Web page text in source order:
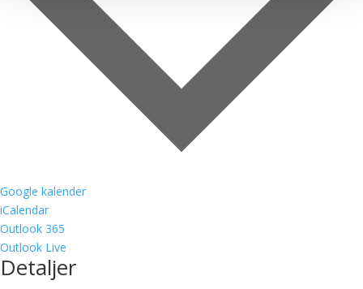
Google kalender
iCalendar
Outlook 365
Outlook Live
Detaljer